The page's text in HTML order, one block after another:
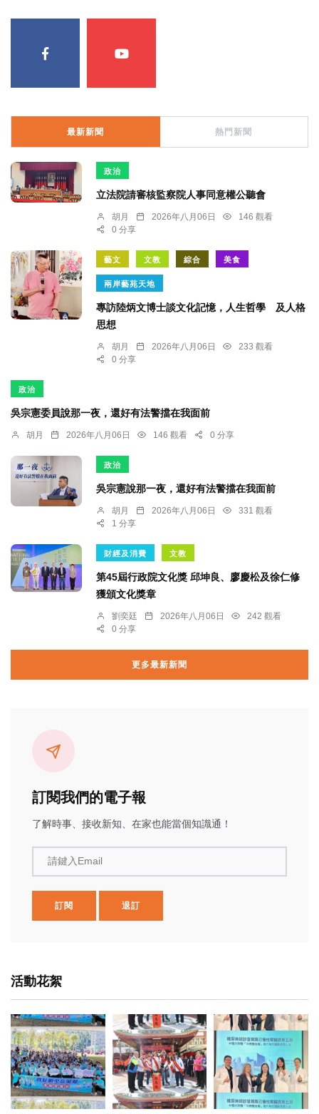
最新新聞 熱門新聞
政治
立法院請審核監察院人事同意權公聽會
胡月 2026年八月06日
146 觀看
0 分享
藝文 文教 綜合 美食
兩岸藝苑天地
專訪陸炳文博士談文化記憶，人生哲學 及人格
思想
胡月 2026年八月06日
233 觀看
0 分享
政治
吳宗憲委員說那一夜，還好有法警擋在我面前
胡月 2026年八月06日 146 觀看 0 分享
政治
吳宗憲說那一夜，還好有法警擋在我面前
胡月 2026年八月06日
331 觀看
1 分享
財經及消費 文教
第45屆行政院文化獎 邱坤良、廖慶松及徐仁修
獲頒文化獎章
劉奕廷 2026年八月06日
242 觀看
0 分享
更多最新新聞
訂閱我們的電子報
了解時事、接收新知、在家也能當個知識通！
請鍵入Email
訂閱 退訂
活動花絮